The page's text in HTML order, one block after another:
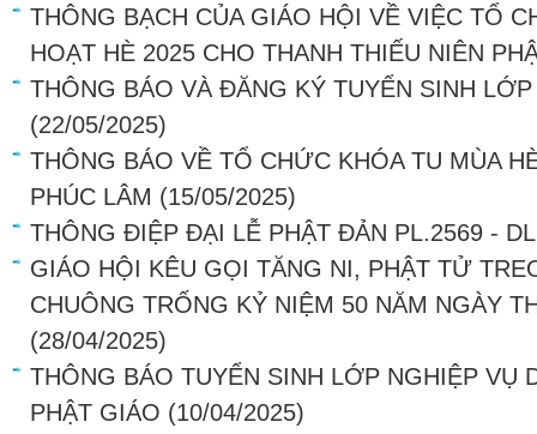
THÔNG BẠCH CỦA GIÁO HỘI VỀ VIỆC TỔ
HOẠT HÈ 2025 CHO THANH THIẾU NIÊN
THÔNG BÁO VÀ ĐĂNG KÝ TUYỂN SINH
(22/05/2025)
THÔNG BÁO VỀ TỔ CHỨC KHÓA TU MÙA
PHÚC LÂM (15/05/2025)
THÔNG ĐIỆP ĐẠI LỄ PHẬT ĐẢN PL.2569 -
GIÁO HỘI KÊU GỌI TĂNG NI, PHẬT TỬ
CHUÔNG TRỐNG KỶ NIỆM 50 NĂM NGÀY
(28/04/2025)
THÔNG BÁO TUYỂN SINH LỚP NGHIỆP VỤ
PHẬT GIÁO (10/04/2025)